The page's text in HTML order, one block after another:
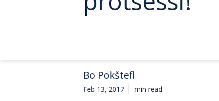
Bo Pokštefl
Feb 13, 2017 min read